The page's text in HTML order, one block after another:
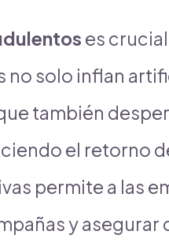
es
solo inflan
también
el retorno
permite a las
y asegurar